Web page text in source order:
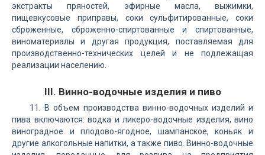
экстракты пряностей, эфирные масла, выжимки,
пищевкусовые приправы, соки сульфитированные, соки
сброженные, сброженно-спиртованные и спиртованные,
виноматериалы и другая продукция, поставляемая для
производственно-технических целей и не подлежащая
реализации населению.
III. Винно-водочные изделия и пиво
11. В объем производства винно-водочных изделий и
пива включаются: водка и ликеро-водочные изделия, вино
виноградное и плодово-ягодное, шампанское, коньяк и
другие алкогольные напитки, а также пиво. Винно-водочные